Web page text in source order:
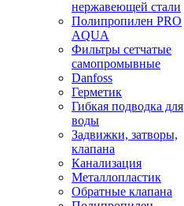
нержавеющей стали
Полипропилен PRO
AQUA
Фильтры сетчатые
самопромывные
Danfoss
Герметик
Гибкая подводка для
воды
Задвижки, затворы,
клапана
Канализация
Металлопластик
Обратные клапана